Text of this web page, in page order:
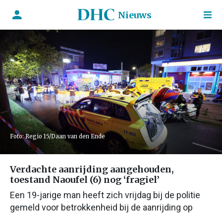
Nieuws
Foto: Regio 15/Daan van den Ende
Verdachte aanrijding aangehouden,
toestand Naoufel (6) nog ‘fragiel’
Een 19-jarige man heeft zich vrijdag bij de politie
gemeld voor betrokkenheid bij de aanrijding op